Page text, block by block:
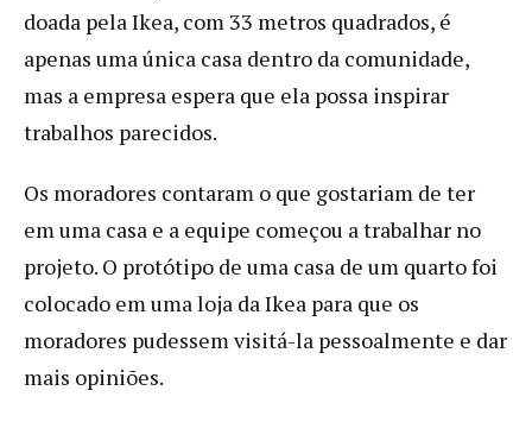
doada pela Ikea, com 33 metros quadrados, é
apenas uma única casa dentro da comunidade,
mas a empresa espera que ela possa inspirar
trabalhos parecidos.
Os moradores contaram o que gostariam de ter
em uma casa e a equipe começou a trabalhar no
projeto. O protótipo de uma casa de um quarto foi
colocado em uma loja da Ikea para que os
moradores pudessem visitá-la pessoalmente e dar
mais opiniões.